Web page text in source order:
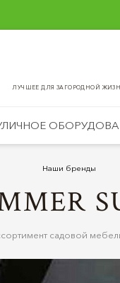
ЛУЧШЕЕ ДЛЯ ЗАГОРОДНОЙ
Наши бренды
садовой